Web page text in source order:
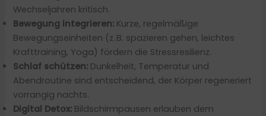
Wechseljahren kritisch.
Bewegung integrieren: Kurze, regelmäßige
Bewegungseinheiten (z. B. spazieren gehen, leichtes
Krafttraining, Yoga) fördern die Stressresilienz.
Schlaf schützen: Dunkelheit, Temperatur und
Abendroutine sind entscheidend, der Körper regeneriert
vorrangig nachts.
Digital Detox: Bildschirmpausen erlauben dem